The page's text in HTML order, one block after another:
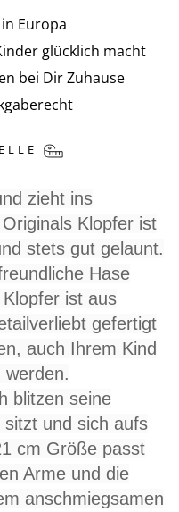
Europa
glücklich macht
bei Dir Zuhause
zieht ins
Klopfer ist
stets gut gelaunt.
Hase
ist aus
gefertigt
auch Ihrem Kind
werden.
blitzen seine
und sich aufs
cm Größe passt
Arme und die
anschmiegsamen